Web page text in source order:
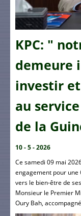
KPC: "
demeure
investir
au
de la
10 - 5 - 2026
Ce samedi 09 mai
engagement pour une
vers le bien-être de
Monsieur le Premier
Oury Bah,